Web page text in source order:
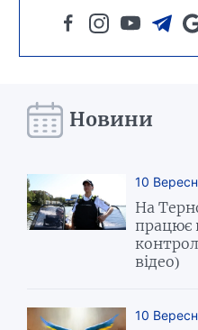
Новини
10
На
працює
відео)
10